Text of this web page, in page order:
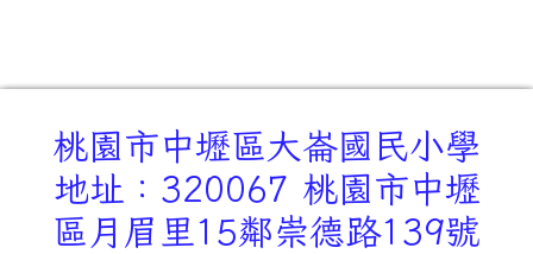
桃園市中壢區大崙國民小學
地址：320067 桃園市中壢
區月眉里15鄰崇德路139號